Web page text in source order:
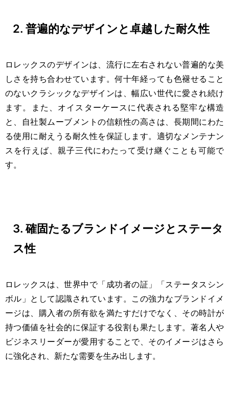
2. 普遍的なデザインと卓越した耐久性
ロレックスのデザインは、流行に左右されない普遍的な美
しさを持ち合わせています。何十年経っても色褪せること
のないクラシックなデザインは、幅広い世代に愛され続け
ます。また、オイスターケースに代表される堅牢な構造
と、自社製ムーブメントの信頼性の高さは、長期間にわた
る使用に耐えうる耐久性を保証します。適切なメンテナン
スを行えば、親子三代にわたって受け継ぐことも可能で
す。
3. 確固たるブランドイメージとステータ
ス性
ロレックスは、世界中で「成功者の証」「ステータスシン
ボル」として認識されています。この強力なブランドイメ
ージは、購入者の所有欲を満たすだけでなく、その時計が
持つ価値を社会的に保証する役割も果たします。著名人や
ビジネスリーダーが愛用することで、そのイメージはさら
に強化され、新たな需要を生み出します。